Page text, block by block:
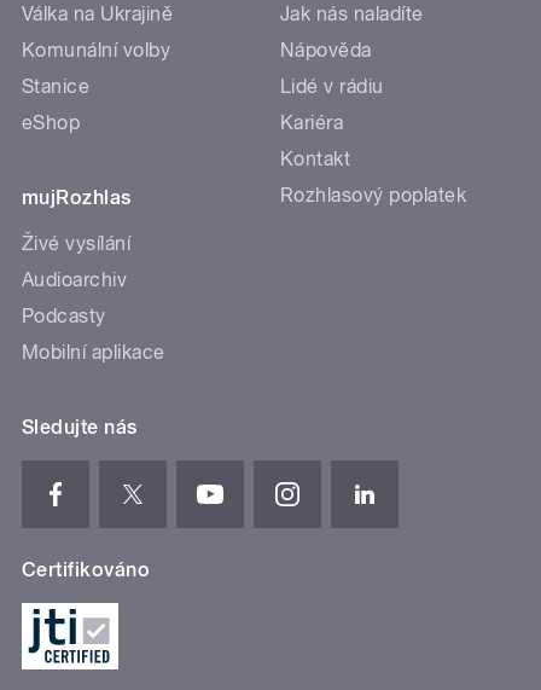
Válka na Ukrajině
Komunální volby
Stanice
eShop
mujRozhlas
Živé vysílání
Audioarchiv
Podcasty
Mobilní aplikace
Jak nás naladíte
Nápověda
Lidé v rádiu
Kariéra
Kontakt
Rozhlasový poplatek
Sledujte nás
Certifikováno